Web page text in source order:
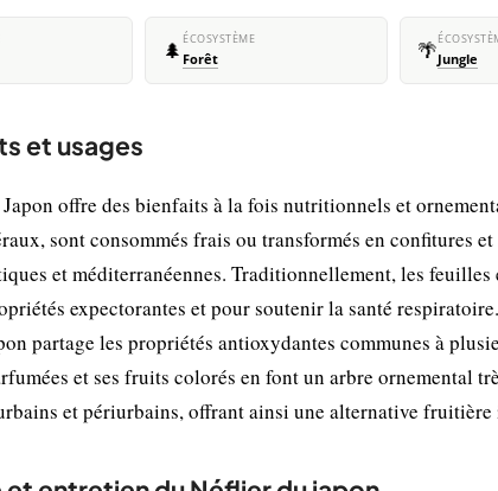
🌲 ÉCOSYSTÈME
Forêt 🌴Jungle
et usages
offre des bienfaits à la fois nutritionnels et
sont consommés frais ou transformés en confitures
et méditerranéennes. Traditionnellement, les
expectorantes et pour soutenir la santé
partage les propriétés antioxydantes communes à
et ses fruits colorés en font un arbre ornemental
et périurbains, offrant ainsi une alternative